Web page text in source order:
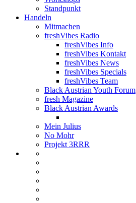
Standpunkt
Handeln
Mitmachen
freshVibes Radio
freshVibes Info
freshVibes Kontakt
freshVibes News
freshVibes Specials
freshVibes Team
Black Austrian Youth Forum
fresh Magazine
Black Austrian Awards
Mein Julius
No Mohr
Projekt 3RRR